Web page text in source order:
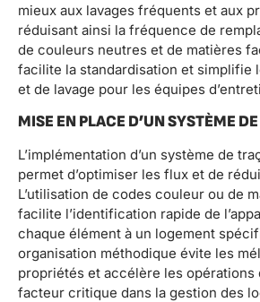
mieux aux lavages fréquents et aux
réduisant ainsi la fréquence de
de couleurs neutres et de matières
facilite la standardisation et simplifie
et de lavage pour les équipes
MISE EN PLACE D’UN SYSTÈME
L’implémentation d’un système de
permet d’optimiser les flux et de
L’utilisation de codes couleur ou de
facilite l’identification rapide de
chaque élément à un logement
organisation méthodique évite les
propriétés et accélère les opérations
facteur critique dans la gestion des